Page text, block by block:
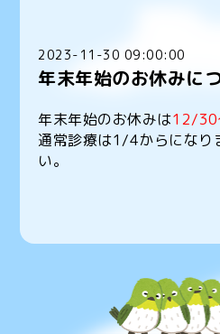
2023-11-30 09:00:00
年末年始のお休みに
年末年始のお休みは12/
通常診療は1/4からになり
い。